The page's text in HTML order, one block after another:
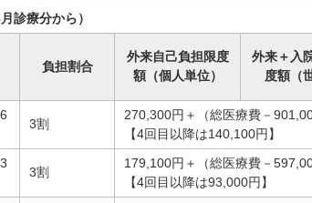
診療分から）
負担割合
外来自己負担限度
額（個人単位）
外来＋入
度額（
3割
270,300円＋（総医療費－
【4回目以降は140,100円】
3割
179,100円＋（総医療費－
【4回目以降は93,000円】